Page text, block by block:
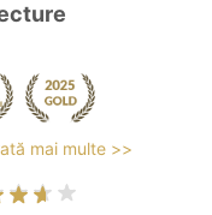
mai multe >>